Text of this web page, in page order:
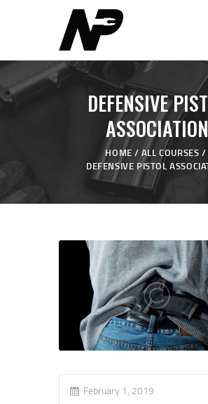
DEFENSIVE
ASSOCIATION
HOME
ALL COURSES
DEFENSIVE PISTOL
HOME
SHOP
PODCAST
FREE WORKOUT
DISCOVERY CALL
February 1, 2019